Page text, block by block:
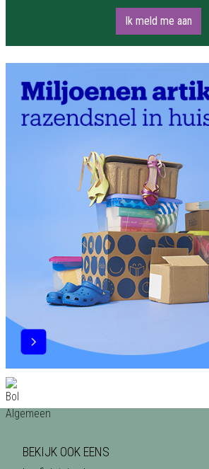
Ik meld me aan
BEKIJK OOK EENS